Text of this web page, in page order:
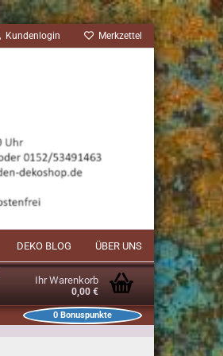
Kundenlogin Merkzettel
Ihr Warenkorb
0,00 €
0 Bonuspunkte
DEKO BLOG ÜBER UNS